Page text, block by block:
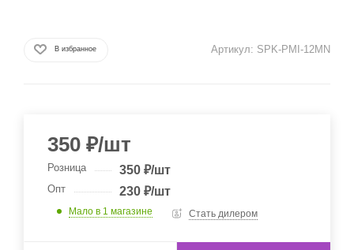
В избранное Артикул: SPK-PMI-12MN
350 ₽/шт
Розница 350₽/шт
Опт 230₽/шт
Мало в 1 магазине Стать дилером